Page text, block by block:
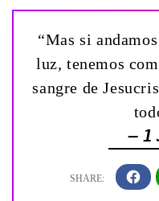
“Mas si
luz, tenemos
sangre de
— 1